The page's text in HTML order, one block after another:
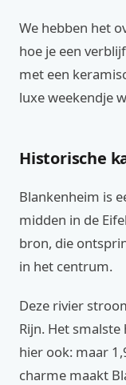
We hebben het
hoe je een
met een
luxe weekendje
Historische
Blankenheim is
midden in de
bron, die
in het centrum.
Deze rivier
Rijn. Het
hier ook: maar
charme maakt